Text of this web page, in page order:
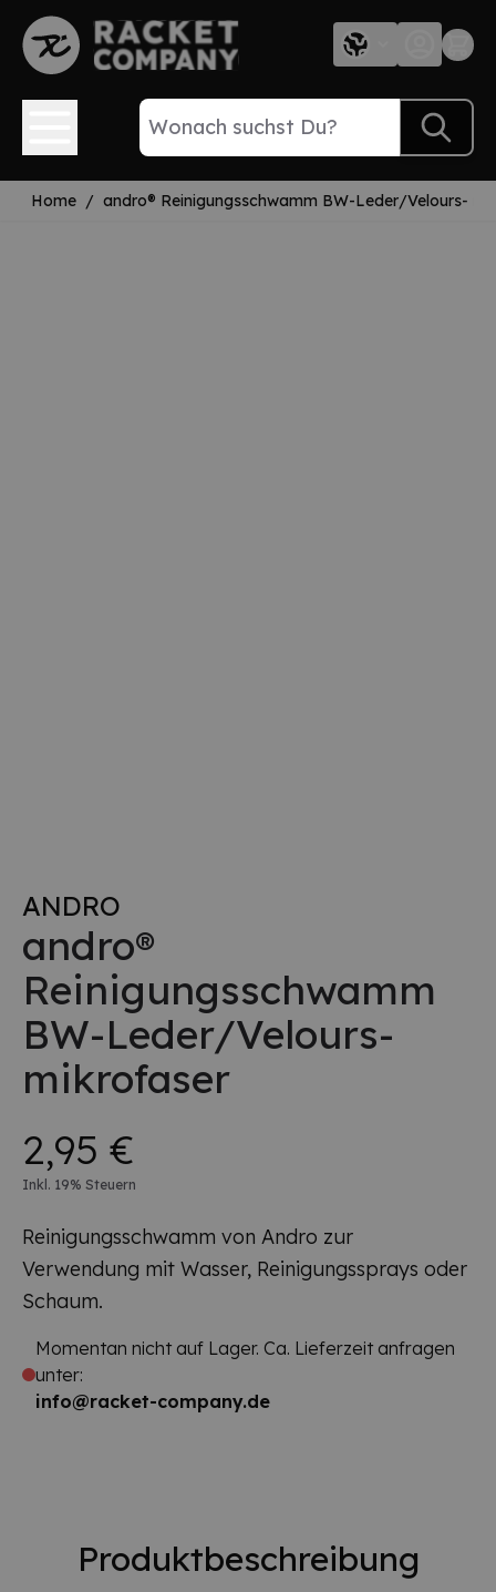
Direkt zum Inhalt
Home / andro® Reinigungsschwamm BW-Leder/Velours-
ANDRO
andro®
Reinigungsschwamm
BW-Leder/Velours-
mikrofaser
2,95 €
Inkl. 19% Steuern
Reinigungsschwamm von Andro zur
Verwendung mit Wasser, Reinigungssprays oder
Schaum.
Momentan nicht auf Lager. Ca. Lieferzeit anfragen
unter:
info@racket-company.de
Produktbeschreibung